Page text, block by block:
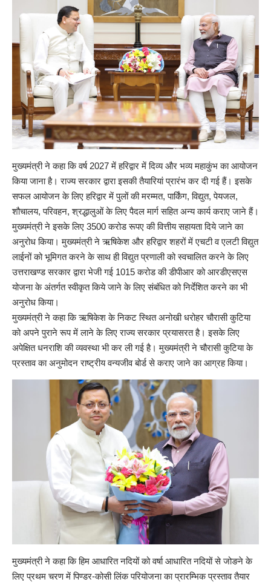
मुख्यमंत्री ने कहा कि वर्ष 2027 में हरिद्वार में दिव्य और भव्य महाकुंभ का आयोजन
किया जाना है। राज्य सरकार द्वारा इसकी तैयारियां प्रारंभ कर दी गई हैं। इसके
सफल आयोजन के लिए हरिद्वार में पुलों की मरम्मत, पार्किंग, विद्युत, पेयजल,
शौचालय, परिवहन, श्रद्धालुओं के लिए पैदल मार्ग सहित अन्य कार्य कराए जाने हैं।
मुख्यमंत्री ने इसके लिए 3500 करोड रूपए की वित्तीय सहायता दिये जाने का
अनुरोध किया। मुख्यमंत्री ने ऋषिकेश और हरिद्वार शहरों में एचटी व एलटी विद्युत
लाईनों को भूमिगत करने के साथ ही विद्युत प्रणाली को स्वचालित करने के लिए
उत्तराखण्ड सरकार द्वारा भेजी गई 1015 करोड की डीपीआर को आरडीएसएस
योजना के अंतर्गत स्वीकृत किये जाने के लिए संबंधित को निर्देशित करने का भी
अनुरोध किया।
मुख्यमंत्री ने कहा कि ऋषिकेश के निकट स्थित अनोखी धरोहर चौरासी कुटिया
को अपने पुराने रूप में लाने के लिए राज्य सरकार प्रयासरत है। इसके लिए
अपेक्षित धनराशि की व्यवस्था भी कर ली गई है। मुख्यमंत्री ने चौरासी कुटिया के
प्रस्ताव का अनुमोदन राष्ट्रीय वन्यजीव बोर्ड से कराए जाने का आग्रह किया।
मुख्यमंत्री ने कहा कि हिम आधारित नदियों को वर्षा आधारित नदियों से जोङने के
लिए प्रथम चरण में पिण्डर-कोसी लिंक परियोजना का प्रारम्भिक प्रस्ताव तैयार